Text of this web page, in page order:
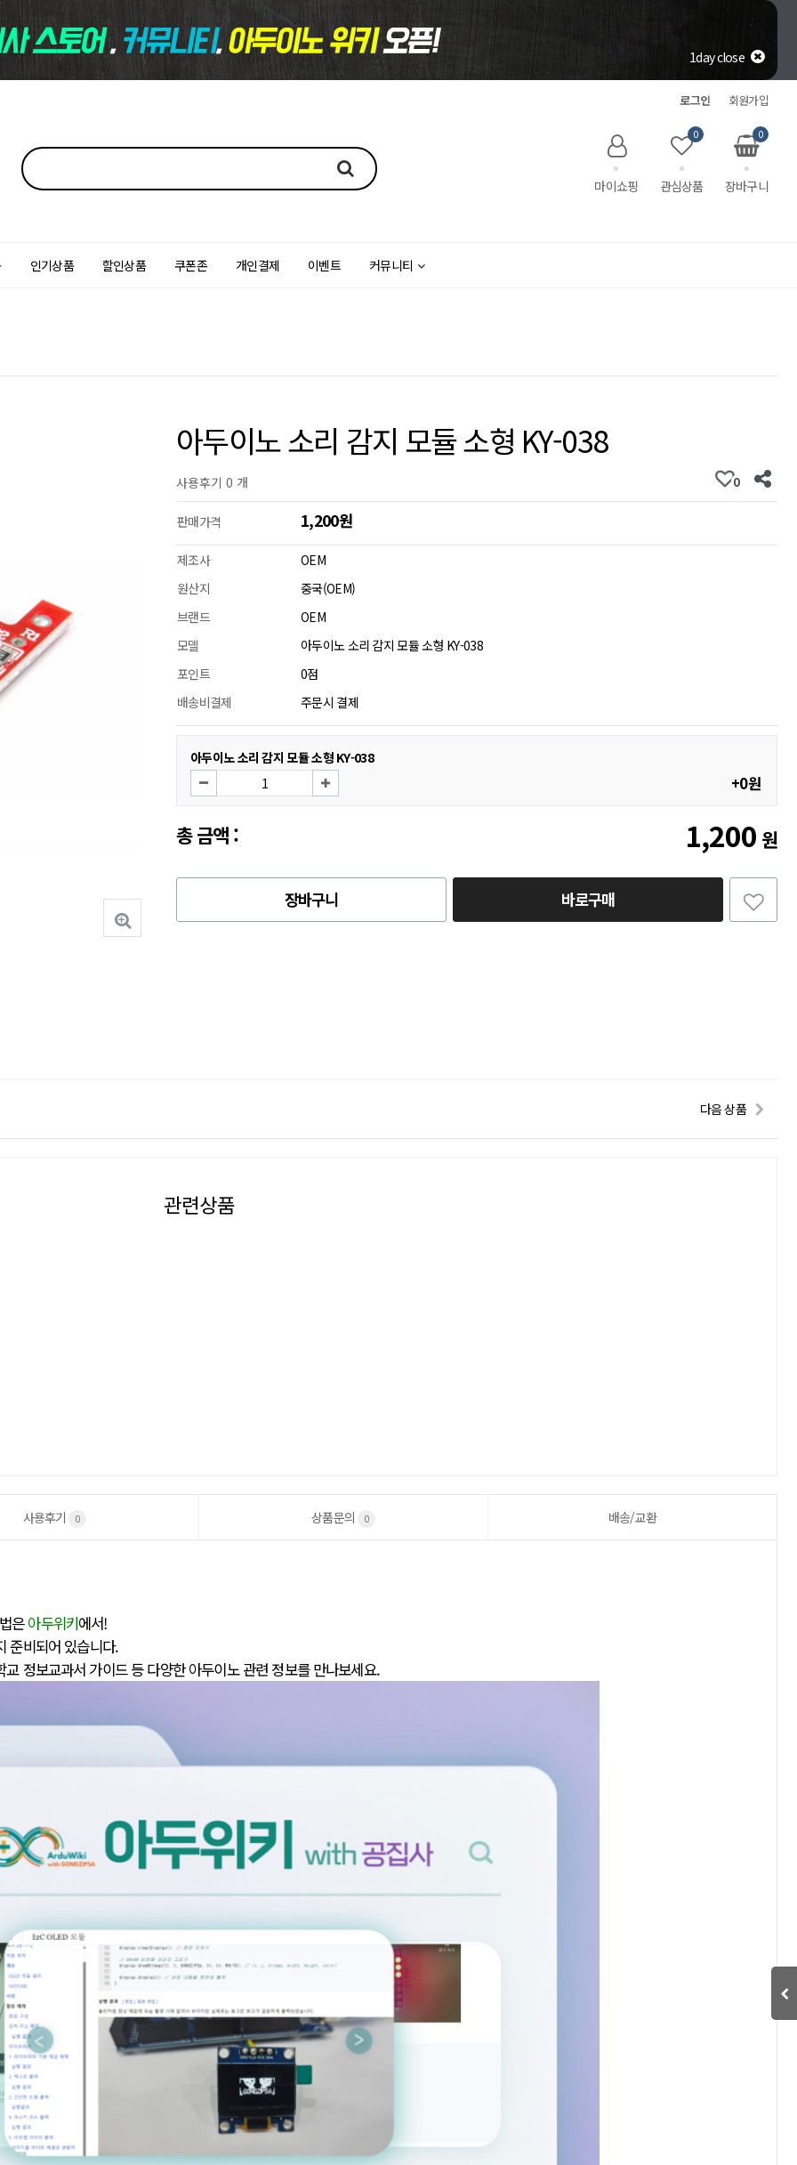
1day close
회원가입
로그인
장바구니
0
관심상품
0
마이쇼핑
인기상품 할인상품 쿠폰존 개인결제 이벤트 커뮤니티
아두이노 소리 감지 모듈 소형 KY-038
사용후기 0 개 0
판매가격 1,200원
제조사
OEM
원산지
중국(OEM)
브랜드
OEM
모델
아두이노 소리 감지 모듈 소형 KY-038
포인트
0점
배송비결제
주문시 결제
아두이노 소리 감지 모듈 소형 KY-038
+0원
총 금액 : 1,200 원
장바구니 바로구매
다음 상품
관련상품
사용후기 0 상품문의 0 배송/교환
은아두위키에서!
준비되어 있습니다.
정보교과서 가이드 등 다양한 아두이노 관련 정보를 만나보세요.